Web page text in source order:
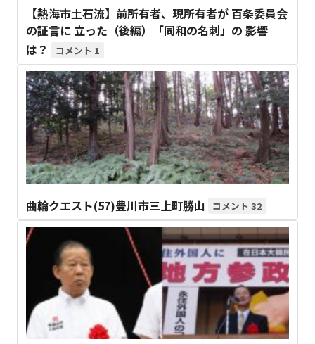
【熱海市土石流】前所有者、現所有者が 百条委員会
の証言に 立った（後編）「同和の名刺」の 影響
は？
1
曲輪クエスト(57)豊川市三上町勝山 32